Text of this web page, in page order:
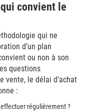
convient le
qui ne
d’un plan
ou non à son
questions
vente, le délai d’achat
:
effectuer régulièrement ?